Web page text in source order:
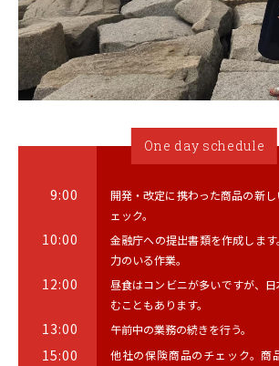
One day schedule
9:00
開発・改定に携わった商品の新
ェック。
10:00
金融庁への提出書類を作成しま
力のいる作業。
12:00
昼食はコンビニが多いですが、
むこともあります。
13:00 午前中の業務の続きを行う。
15:00
他社の保険商品のチェック。商